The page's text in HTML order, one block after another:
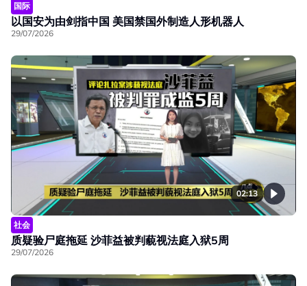
国际
以国安为由剑指中国 美国禁国外制造人形机器人
29/07/2026
02:13
社会
质疑验尸庭拖延 沙菲益被判藐视法庭入狱5周
29/07/2026